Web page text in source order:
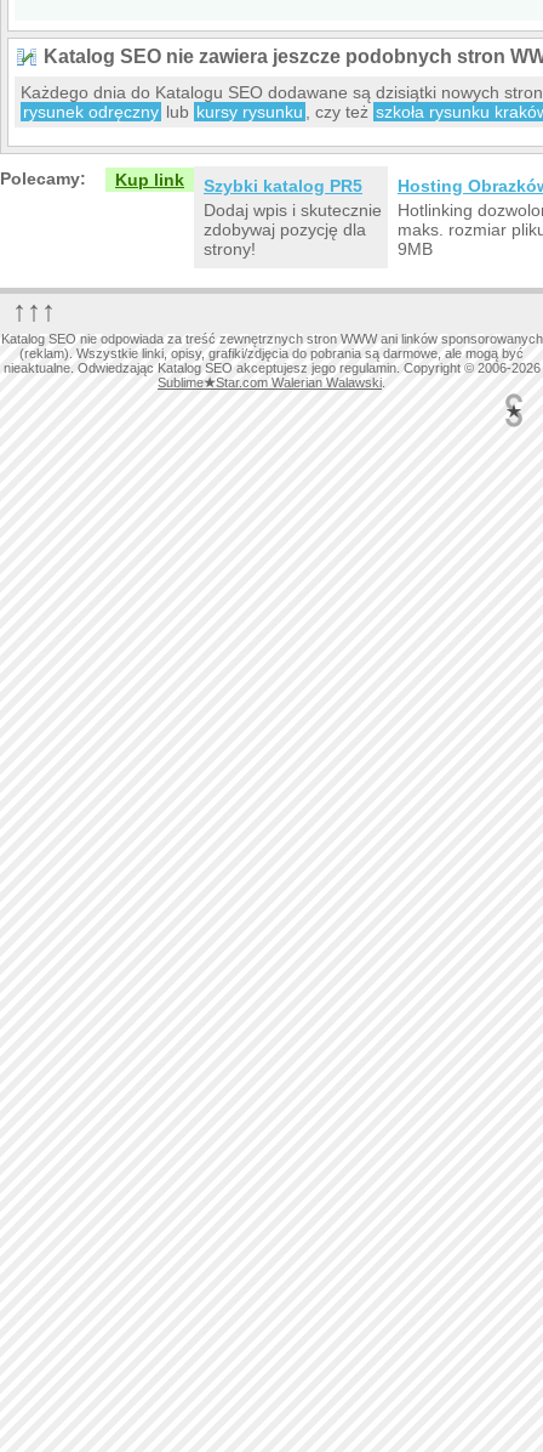
Katalog SEO nie zawiera jeszcze podobnych stron
Każdego dnia do Katalogu SEO dodawane są dzisiątki nowych
rysunek odręczny lub kursy rysunku , czy też szkoła rysunku
Polecamy: Kup link
Szybki katalog PR5
Dodaj wpis i skutecznie
zdobywaj pozycję dla
strony!
Hosting
Hotlinking
maks. rozmiar
9MB
↑↑↑
Katalog SEO nie odpowiada za treść zewnętrznych stron WWW ani linków sponsorowanych
(reklam). Wszystkie linki, opisy, grafiki/zdjęcia do pobrania są darmowe, ale mogą być
nieaktualne. Odwiedzając Katalog SEO akceptujesz jego regulamin. Copyright © 2006-2026
Sublime★Star.com Walerian Walawski